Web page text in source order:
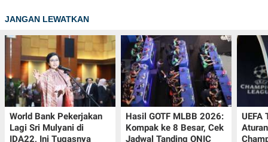
JANGAN LEWATKAN
World Bank Pekerjakan
Lagi Sri Mulyani di
IDA22, Ini Tugasnya
Hasil GOTF MLBB 2026:
Kompak ke 8 Besar, Cek
Jadwal Tanding ONIC
UEFA